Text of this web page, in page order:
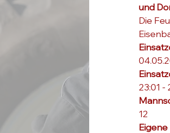
und
Die
23:01 -
12